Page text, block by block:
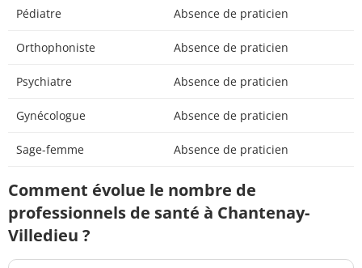
Pédiatre Absence de praticien
Orthophoniste Absence de praticien
Psychiatre Absence de praticien
Gynécologue Absence de praticien
Sage-femme Absence de praticien
Comment évolue le nombre de
professionnels de santé à Chantenay-
Villedieu ?